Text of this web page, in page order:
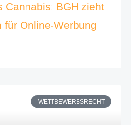
Cannabis: BGH zieht
für Online-Werbung
WETTBEWERBSRECHT